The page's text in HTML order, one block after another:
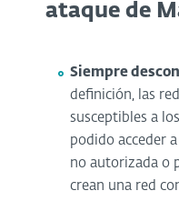
ataque de
Siempre
definición, las
susceptibles a
podido acceder
no autorizada o
crean una red